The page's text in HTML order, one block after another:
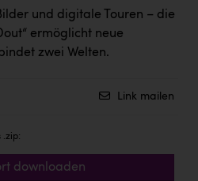
und digitale Touren – die
ermöglicht neue
zwei Welten.
Link mailen
.zip:
downloaden